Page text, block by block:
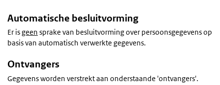
Automatische besluitvorming
Er isgeen sprake van besluitvorming over persoonsgegevens op
basis van automatisch verwerkte gegevens.
Ontvangers
Gegevens worden verstrekt aan onderstaande 'ontvangers'.